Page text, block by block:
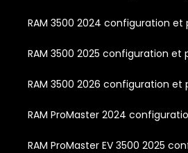
RAM 3500 2024 configuration et
RAM 3500 2025 configuration et
RAM 3500 2026 configuration et
RAM ProMaster 2024
RAM ProMaster EV 3500 2025